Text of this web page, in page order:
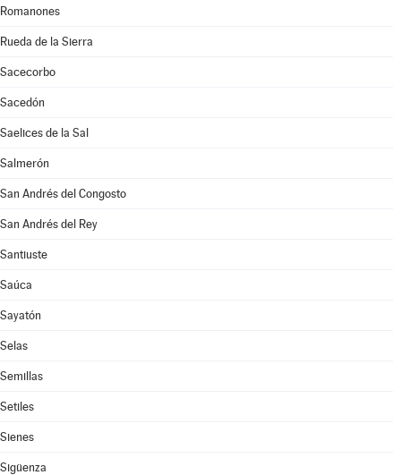
Romanones
Rueda de la Sierra
Sacecorbo
Sacedón
Saelices de la Sal
Salmerón
San Andrés del Congosto
San Andrés del Rey
Santiuste
Saúca
Sayatón
Selas
Semillas
Setiles
Sienes
Sigüenza